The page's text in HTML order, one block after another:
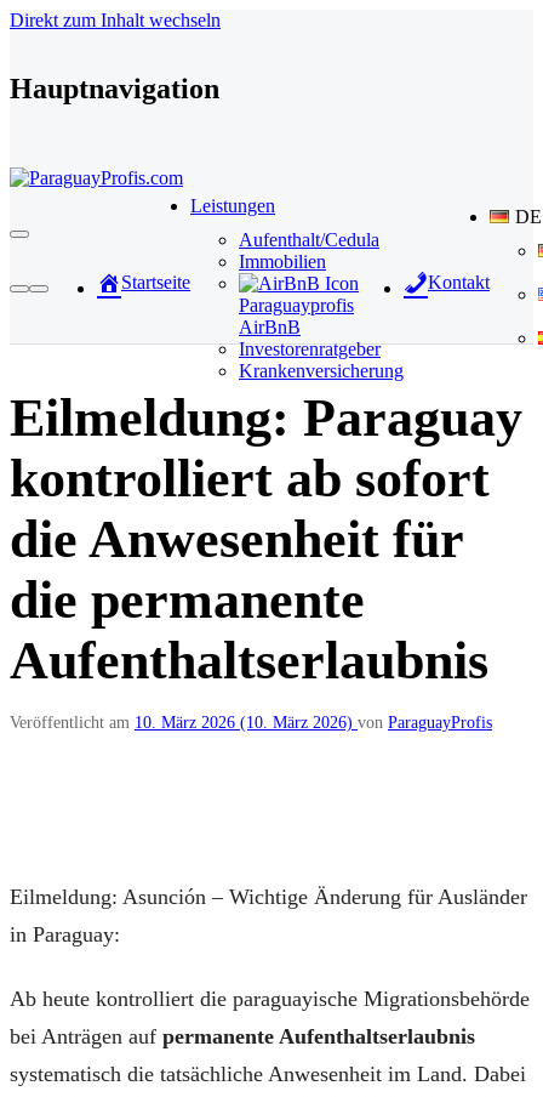
Direkt zum Inhalt wechseln
Hauptnavigation
Startseite
Leistungen
Aufenthalt/Cedula
Immobilien
Paraguayprofis
AirBnB
Investorenratgeber
Krankenversicherung
Kontakt
DE
Eilmeldung: Paraguay
kontrolliert ab sofort
die Anwesenheit für
die permanente
Aufenthaltserlaubnis
Veröffentlicht am 10. März 2026 (10. März 2026) von ParaguayProfis
Eilmeldung: Asunción – Wichtige Änderung für Ausländer
in Paraguay:
Ab heute kontrolliert die paraguayische Migrationsbehörde
bei Anträgen auf permanente Aufenthaltserlaubnis
systematisch die tatsächliche Anwesenheit im Land. Dabei